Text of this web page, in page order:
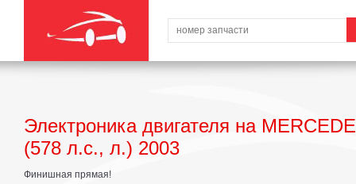
Электроника двигателя на
(578 л.с., л.) 2003
Финишная прямая!